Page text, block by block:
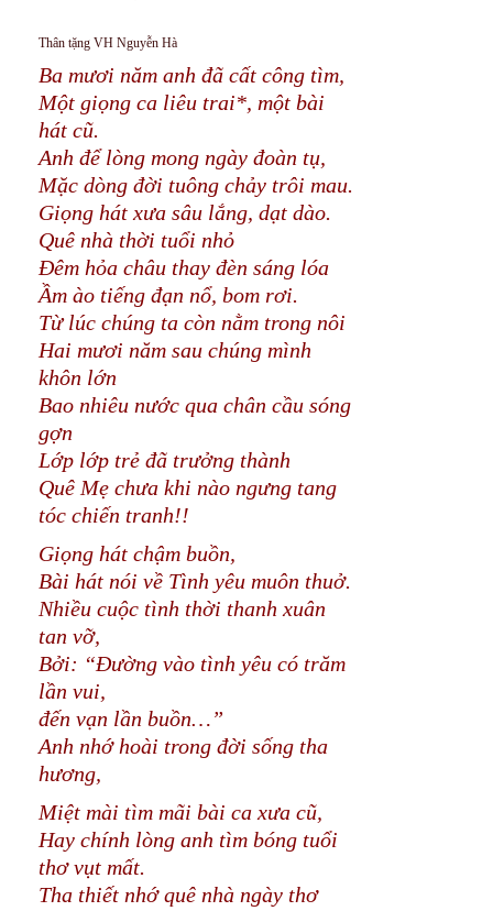
Thân tặng VH Nguyễn Hà
Ba mươi năm anh đã cất công tìm,
Một giọng ca liêu trai*, một bài
hát cũ.
Anh để lòng mong ngày đoàn tụ,
Mặc dòng đời tuông chảy trôi mau.
Giọng hát xưa sâu lắng, dạt dào.
Quê nhà thời tuổi nhỏ
Đêm hỏa châu thay đèn sáng lóa
Ầm ào tiếng đạn nổ, bom rơi.
Từ lúc chúng ta còn nằm trong nôi
Hai mươi năm sau chúng mình
khôn lớn
Bao nhiêu nước qua chân cầu sóng
gợn
Lớp lớp trẻ đã trưởng thành
Quê Mẹ chưa khi nào ngưng tang
tóc chiến tranh!!
Giọng hát chậm buồn,
Bài hát nói về Tình yêu muôn thuở.
Nhiều cuộc tình thời thanh xuân
tan vỡ,
Bởi: “Đường vào tình yêu có trăm
lần vui,
đến vạn lần buồn…”
Anh nhớ hoài trong đời sống tha
hương,
Miệt mài tìm mãi bài ca xưa cũ,
Hay chính lòng anh tìm bóng tuổi
thơ vụt mất.
Tha thiết nhớ quê nhà ngày thơ